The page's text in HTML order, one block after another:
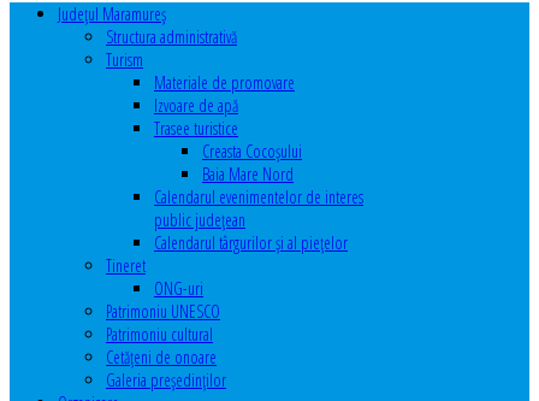
Judeţul Maramureş
Structura administrativă
Turism
Materiale de promovare
Izvoare de apă
Trasee turistice
Creasta Cocoșului
Baia Mare Nord
Calendarul evenimentelor de interes
public judeţean
Calendarul târgurilor şi al pieţelor
Tineret
ONG-uri
Patrimoniu UNESCO
Patrimoniu cultural
Cetăţeni de onoare
Galeria președinților